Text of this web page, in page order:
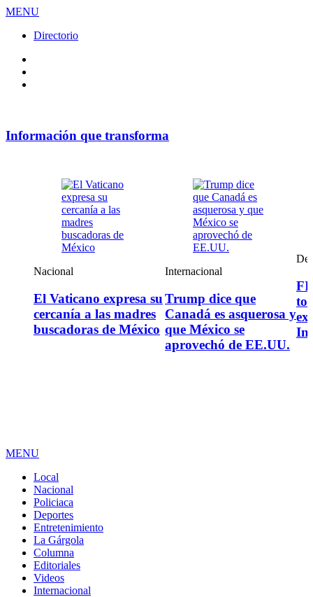
MENU
Directorio
Información que transforma
tolerará más ataques y
expresa respaldo a
Infantino
Minogue lanzan su
primera colaboración
En
MENU
Local
Nacional
Policiaca
Deportes
Entretenimiento
La Gárgola
Columna
Editoriales
Videos
Internacional